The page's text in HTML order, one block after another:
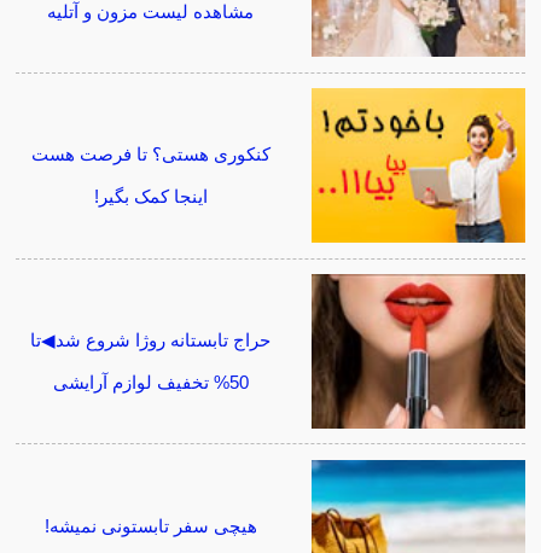
مشاهده لیست مزون و آتلیه
کنکوری هستی؟ تا فرصت هست
اینجا کمک بگیر!
حراج تابستانه روژا شروع شد◀تا
50% تخفیف لوازم آرایشی
هیچی سفر تابستونی نمیشه!